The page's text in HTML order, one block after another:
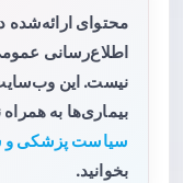
محتوای
اطلاع‌رسانی
نیست. این
بیماری‌ها به
سیاست پزشکی و
بخوانید.